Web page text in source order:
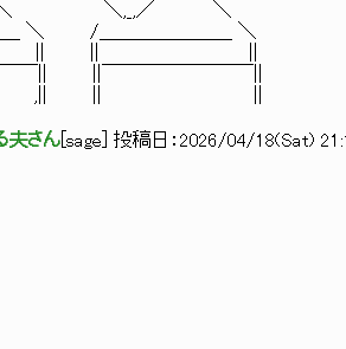
ノ＼ ＼,_,／ ＼
＼ /＿＿＿＿＿＿＿ ＼
夫さん sage ] 投稿日： 2026/04/18(Sat)